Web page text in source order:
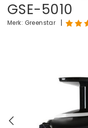
GSE-5010
Merk: Greenstar |